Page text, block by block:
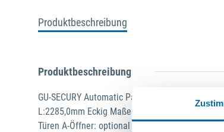
Produktbeschreibung
Produktbeschreibung
GU-SECURY Automatic Panik 35/92 sf2 Nuss:
L:2285,0mm Eckig Maße: A1 730,0mm B1
Türen A-Öffner: optional Edelstahl geschliffen